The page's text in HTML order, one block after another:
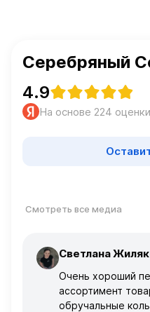
Серебряный
4.9
На основе 224 оценки
Смотреть все медиа
С Светлана
Очень хороший
ассортимент
обручальные